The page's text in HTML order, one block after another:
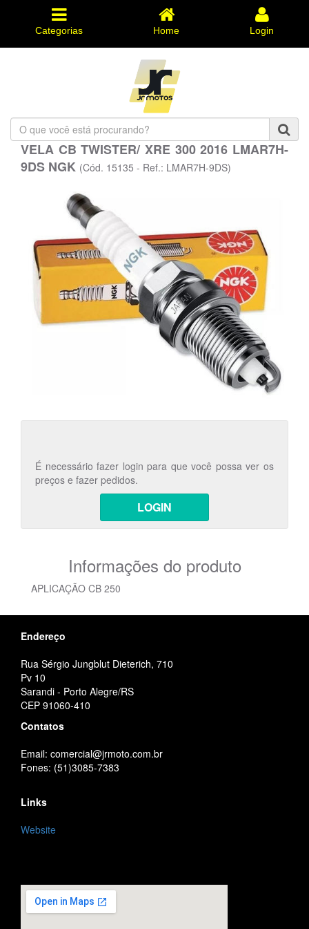
Categorias Home Login
O
que
você
está
VELA CB TWISTER/ XRE 300 2016 LMAR7H-
9DS NGK (Cód. 15135 - Ref.: LMAR7H-9DS)
É necessário fazer login para que você possa ver os
preços e fazer pedidos.
LOGIN
Informações do produto
APLICAÇÃO CB 250
Endereço
Rua Sérgio Jungblut Dieterich, 710
Pv 10
Sarandi - Porto Alegre/RS
CEP 91060-410
Contatos
Email: comercial@jrmoto.com.br
Fones: (51)3085-7383
Links
Website